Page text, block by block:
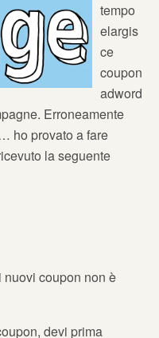
tempo
elargis
ce
coupon
adword
Erroneamente
ho provato a fare
la seguente
coupon non è
devi prima